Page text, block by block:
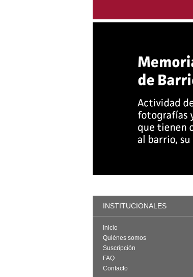
INSTITUCIONALES
Inicio
Quiénes somos
Suscripción
FAQ
Contacto